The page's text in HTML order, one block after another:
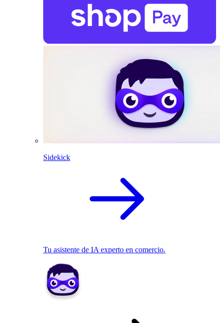
Sidekick
Tu asistente de IA experto en comercio.